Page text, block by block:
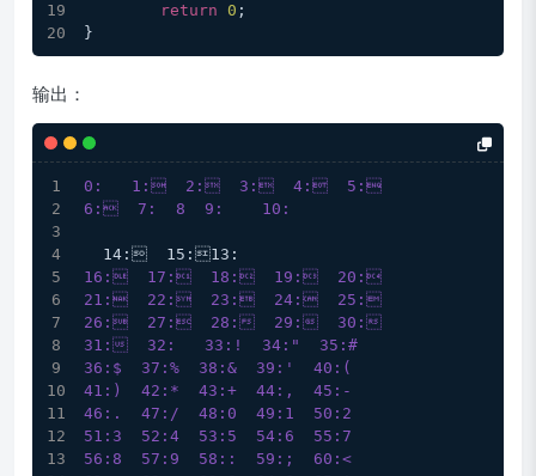
return 0 ;
}
输出：
0:   1:  2:  3:  4:  5:
6:  7:  8  9:    10:
  14:  15:13:
16:  17:  18:  19:  20:
21:  22:  23:  24:  25:
26:  27:  28:  29:  30:
31:  32:   33:!  34:"  35:#
36:$  37:%  38:&  39:'  40:(
41:)  42:*  43:+  44:,  45:-
46:.  47:/  48:0  49:1  50:2
51:3  52:4  53:5  54:6  55:7
56:8  57:9  58::  59:;  60:<